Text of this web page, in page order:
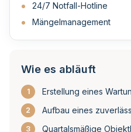
24/7 Notfall-Hotline
Mängelmanagement
Wie es abläuft
1 Erstellung eines
2 Aufbau eines
3 Quartalsmäßige